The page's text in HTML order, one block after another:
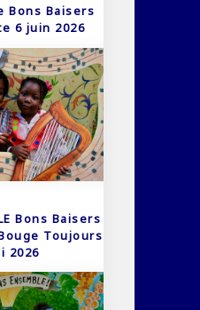
Bons Baisers
6 juin 2026
Bons Baisers
Toujours
2026